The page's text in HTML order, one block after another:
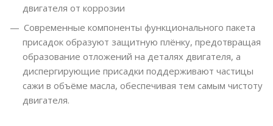
двигателя от коррозии
Современные компоненты функционального пакета
присадок образуют защитную плёнку, предотвращая
образование отложений на деталях двигателя, а
диспергирующие присадки поддерживают частицы
сажи в объёме масла, обеспечивая тем самым чистоту
двигателя.